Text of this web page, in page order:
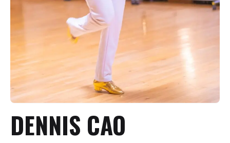
TuneTempo
Aggiungi evento
DENNIS CAO